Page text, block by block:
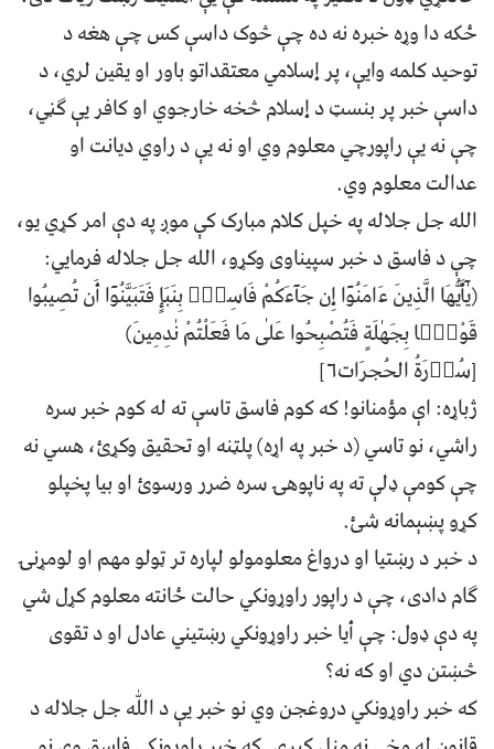
ځکه دا وړه خبره نه ده چې څوک داسې کس چې هغه د
توحيد کلمه وايې، پر إسلامي معتقداتو باور او يقين لري، د
داسې خبر پر بنسټ د إسلام څخه خارجوي او کافر يې ګڼي،
چې نه يې راپورچي معلوم وي او نه يې د راوي ديانت او
عدالت معلوم وي.
الله جل جلاله په خپل کلام مبارک کې موږ په دې امر کړي يو،
چې د فاسق د خبر سپيناوی وکړو، الله جل جلاله فرمايي:
(يٰٓأَيُّهَا الَّذِينَ ءَامَنُوٓا إِن جَآءَكُمْ فَاسِقٌۢ بِنَبَإٍ فَتَبَيَّنُوٓا أَن تُصِيبُوا
قَوْمًۢا بِجَهٰلَةٍ فَتُصْبِحُوا عَلٰى مَا فَعَلْتُمْ نٰدِمِينَ)
[سُوۡرَةُ الحُجرَات۶]
ژباړه: اې مؤمنانو! كه كوم فاسق تاسې ته له كوم خبر سره
راشي، نو تاسي (د خبر په اړه) پلټنه او تحقیق وکړئ، هسي نه
چې کومې ډلې ته په ناپوهۍ سره ضرر ورسوئ او بيا پخپلو
کړو پښېمانه شئ.
د خبر د رښتيا او درواغ معلومولو لپاره تر ټولو مهم او لومړنۍ
ګام دادی، چې د راپور راوړونکي حالت ځانته معلوم کړل شي
په دې ډول: چې أيا خبر راوړونکي رښتيني عادل او د تقوی
څښتن دي او که نه؟
که خبر راوړونکي دروغجن وي نو خبر يې د اللّٰه جل جلاله د